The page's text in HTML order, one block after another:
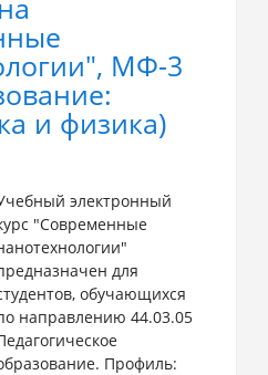
МФ-3
и физика)
электронный
"Современные
для
обучающихся
направлению 44.03.05
Профиль: